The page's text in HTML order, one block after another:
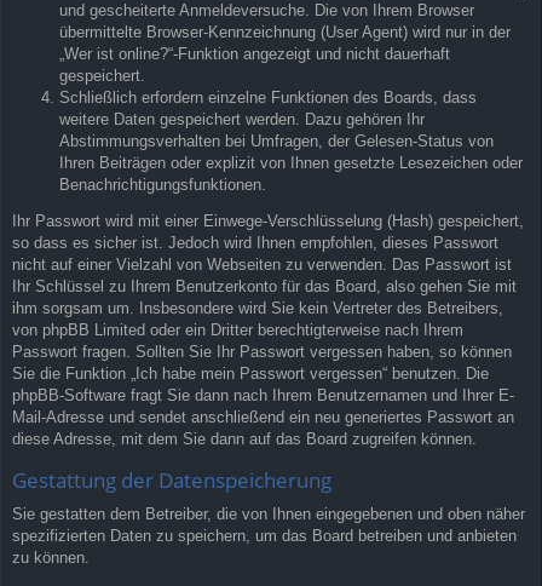
und gescheiterte Anmeldeversuche. Die von Ihrem Browser
übermittelte Browser-Kennzeichnung (User Agent) wird nur in der
„Wer ist online?“-Funktion angezeigt und nicht dauerhaft
gespeichert.
Schließlich erfordern einzelne Funktionen des Boards, dass
weitere Daten gespeichert werden. Dazu gehören Ihr
Abstimmungsverhalten bei Umfragen, der Gelesen-Status von
Ihren Beiträgen oder explizit von Ihnen gesetzte Lesezeichen oder
Benachrichtigungsfunktionen.
Ihr Passwort wird mit einer Einwege-Verschlüsselung (Hash) gespeichert,
so dass es sicher ist. Jedoch wird Ihnen empfohlen, dieses Passwort
nicht auf einer Vielzahl von Webseiten zu verwenden. Das Passwort ist
Ihr Schlüssel zu Ihrem Benutzerkonto für das Board, also gehen Sie mit
ihm sorgsam um. Insbesondere wird Sie kein Vertreter des Betreibers,
von phpBB Limited oder ein Dritter berechtigterweise nach Ihrem
Passwort fragen. Sollten Sie Ihr Passwort vergessen haben, so können
Sie die Funktion „Ich habe mein Passwort vergessen“ benutzen. Die
phpBB-Software fragt Sie dann nach Ihrem Benutzernamen und Ihrer E-
Mail-Adresse und sendet anschließend ein neu generiertes Passwort an
diese Adresse, mit dem Sie dann auf das Board zugreifen können.
Gestattung der Datenspeicherung
Sie gestatten dem Betreiber, die von Ihnen eingegebenen und oben näher
spezifizierten Daten zu speichern, um das Board betreiben und anbieten
zu können.